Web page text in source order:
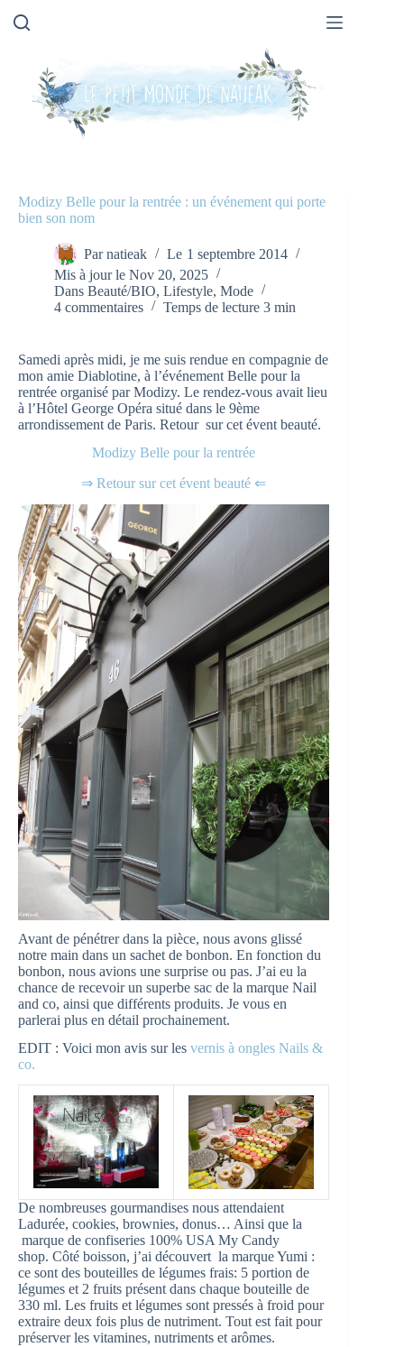
Modizy Belle pour la rentrée : un événement qui porte
bien son nom
Par natieak Le 1 septembre 2014
Mis à jour le Nov 20, 2025
Dans Beauté/BIO,Lifestyle,Mode
4 commentaires
Temps de lecture 3 min
Samedi après midi, je me suis rendue en compagnie de
mon amie Diablotine, à l’événement Belle pour la
rentrée organisé par Modizy. Le rendez-vous avait lieu
à l’Hôtel George Opéra situé dans le 9ème
arrondissement de Paris. Retour sur cet évent beauté.
Modizy Belle pour la rentrée
⇒ Retour sur cet évent beauté ⇐
Avant de pénétrer dans la pièce, nous avons glissé
notre main dans un sachet de bonbon. En fonction du
bonbon, nous avions une surprise ou pas. J’ai eu la
chance de recevoir un superbe sac de la marque Nail
and co, ainsi que différents produits. Je vous en
parlerai plus en détail prochainement.
EDIT : Voici mon avis sur les vernis à ongles Nails &
co.
De nombreuses gourmandises nous attendaient
Ladurée, cookies, brownies, donus… Ainsi que la
marque de confiseries 100% USA My Candy
shop. Côté boisson, j’ai découvert la marque Yumi :
ce sont des bouteilles de légumes frais: 5 portion de
légumes et 2 fruits présent dans chaque bouteille de
330 ml. Les fruits et légumes sont pressés à froid pour
extraire deux fois plus de nutriment. Tout est fait pour
préserver les vitamines, nutriments et arômes.